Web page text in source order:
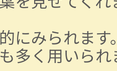
にみられま
多く用いられ